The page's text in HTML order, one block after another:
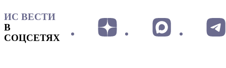
ИС ВЕСТИ
В
СОЦСЕТЯХ